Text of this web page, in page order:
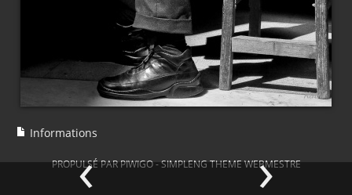
‹ ›
Informations
PROPULSÉ PARPIWIGO-SIMPLENG THEMEWEBMESTRE